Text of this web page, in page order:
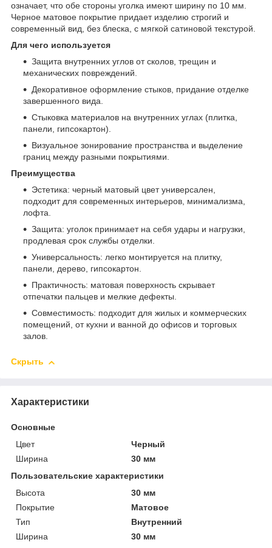
означает, что обе стороны уголка имеют ширину по 10 мм.
Черное матовое покрытие придает изделию строгий и
современный вид, без блеска, с мягкой сатиновой текстурой.
Для чего используется
Защита внутренних углов от сколов, трещин и
механических повреждений.
Декоративное оформление стыков, придание отделке
завершенного вида.
Стыковка материалов на внутренних углах (плитка,
панели, гипсокартон).
Визуальное зонирование пространства и выделение
границ между разными покрытиями.
Преимущества
Эстетика: черный матовый цвет универсален,
подходит для современных интерьеров, минимализма,
лофта.
Защита: уголок принимает на себя удары и нагрузки,
продлевая срок службы отделки.
Универсальность: легко монтируется на плитку,
панели, дерево, гипсокартон.
Практичность: матовая поверхность скрывает
отпечатки пальцев и мелкие дефекты.
Совместимость: подходит для жилых и коммерческих
помещений, от кухни и ванной до офисов и торговых
залов.
Скрыть
Характеристики
Основные
Цвет
Черный
Ширина
30 мм
Пользовательские характеристики
Высота
30 мм
Покрытие
Матовое
Тип
Внутренний
Ширина
30 мм